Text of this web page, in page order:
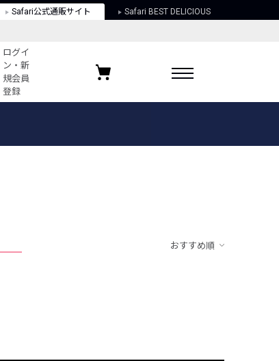
Safari公式通販サイト Safari BEST DELICIOUS
ログイ
ン・新
規会員
登録
お気に入りブランド
おすすめ順